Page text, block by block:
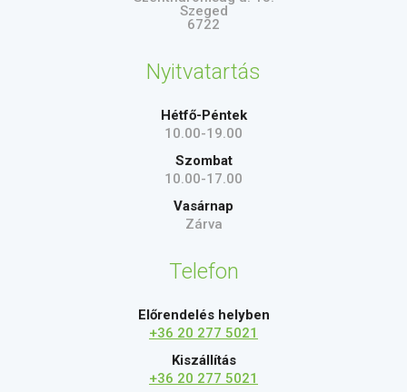
Szeged
6722
Nyitvatartás
Hétfő-Péntek
10.00-19.00
Szombat
10.00-17.00
Vasárnap
Zárva
Telefon
Előrendelés helyben
+36 20 277 5021
Kiszállítás
+36 20 277 5021